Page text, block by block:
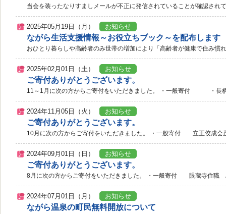
当会を装ったなりすましメールが不正に発信されていることが確認され
2025年05月19日（月） お知らせ
ながら生活支援情報～お役立ちブック～を配布します
おひとり暮らしや高齢者のみ世帯の増加により「高齢者が健康で住み
2025年02月01日（土） お知らせ
ご寄付ありがとうございます。
11～1月に次の方からご寄付をいただきました。 ・一
2024年11月05日（火） お知らせ
ご寄付ありがとうございます。
10月に次の方からご寄付をいただきました。 ・一般寄付 立正佼
2024年09月01日（日） お知らせ
ご寄付ありがとうございます。
8月に次の方からご寄付をいただきました。 ・一般寄付 眼蔵
2024年07月01日（月） お知らせ
ながら温泉の町民無料開放について